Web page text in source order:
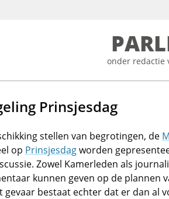
onder redactie
Prinsjesdag
stellen van begrotingen, de
op Prinsjesdagworden
Zowel Kamerleden als
kunnen geven op de plannen
gevaar bestaat echter dat er dan al